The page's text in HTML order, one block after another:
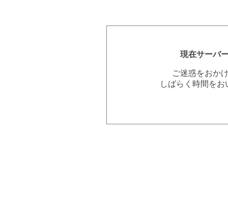
現在サーバ
ご迷惑をおか
しばらく時間を